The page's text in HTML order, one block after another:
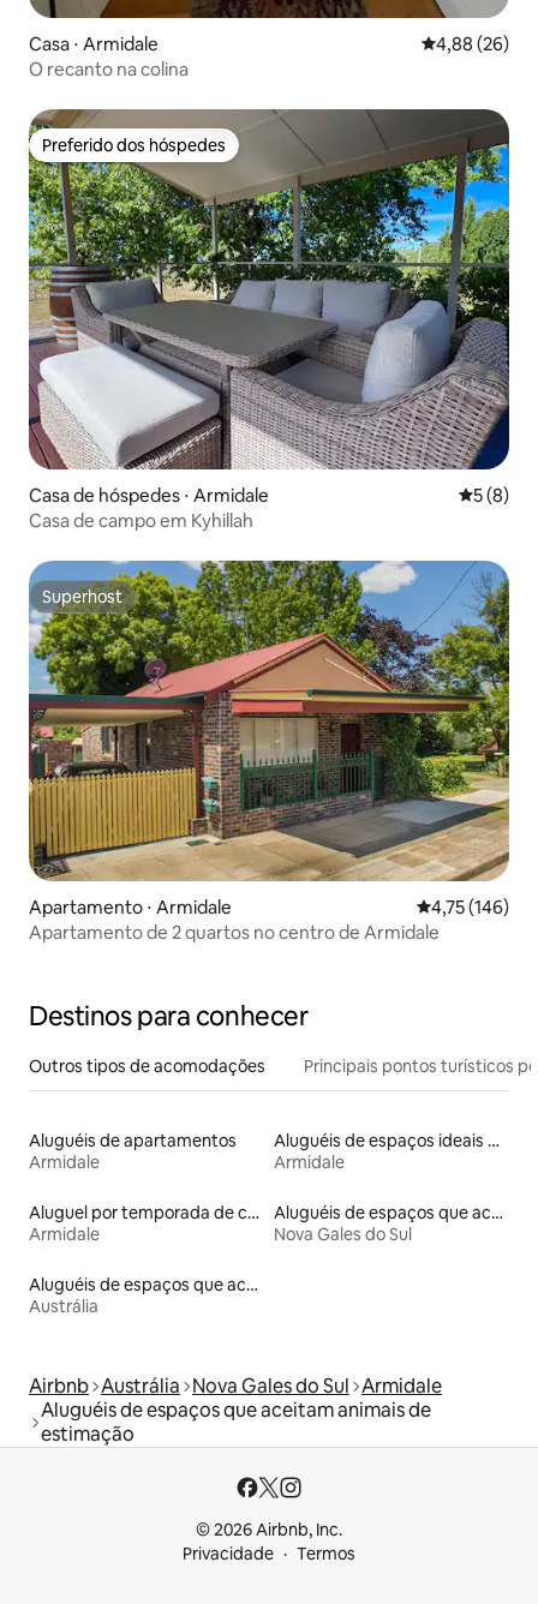
Casa ⋅ Armidale 4,88 de uma
4,88 (26)
O recanto na colina
Preferido dos hóspedes
Preferido dos hóspedes
Casa de hóspedes ⋅ Armidale 5 de
5 (8)
Casa de campo em Kyhillah
Superhost
Superhost
Apartamento ⋅ Armidale 4,75 de uma
4,75 (146)
Apartamento de 2 quartos no centro de Armidale
Destinos para conhecer
Outros tipos de acomodações Principais pontos turísticos
Aluguéis de apartamentos
Armidale
Aluguéis de espaços ideais para famílias
Armidale
Aluguel por temporada de casas de hóspedes
Armidale
Aluguéis de espaços que aceitam animais de estimação
Nova Gales do Sul
Aluguéis de espaços que aceitam animais de estimação
Austrália
Airbnb Austrália Nova Gales do Sul Armidale
Aluguéis de espaços que aceitam animais de
estimação
© 2026 Airbnb, Inc.
Privacidade
Termos